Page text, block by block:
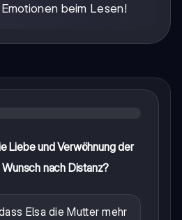
beim Lesen!
Liebe und Verwöhnung der
nach Distanz?
Elsa die Mutter mehr